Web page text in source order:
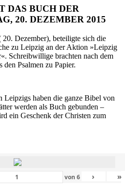
DAS BUCH DER
20. DEZEMBER 2015
Dezember), beteiligte sich die
zu Leipzig an der Aktion »Leipzig
Schreibwillige brachten nach dem
den Psalmen zu Papier.
Leipzigs haben die ganze Bibel von
werden als Buch gebunden –
ein Geschenk der Christen zum
von 6 › »